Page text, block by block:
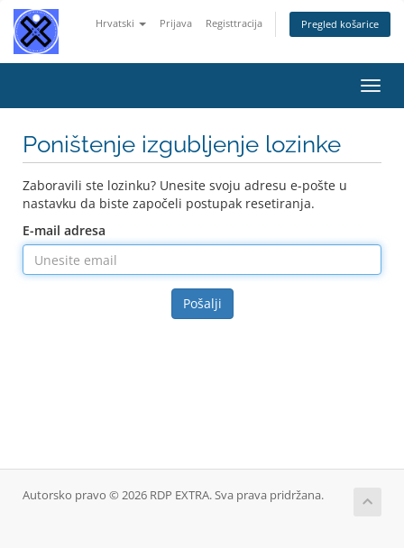
Hrvatski Prijava Registtracija Pregled košarice
Poništenje izgubljenje lozinke
Zaboravili ste lozinku? Unesite svoju adresu e-pošte u
nastavku da biste započeli postupak resetiranja.
E-mail adresa
Pošalji
Autorsko pravo © 2026 RDP EXTRA. Sva prava pridržana.